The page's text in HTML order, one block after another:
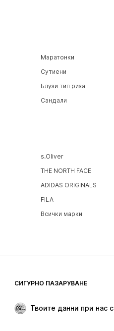
Маратонки
Сутиени
Блузи тип риза
Сандали
s.Oliver
THE NORTH FACE
ADIDAS ORIGINALS
FILA
Всички марки
СИГУРНО ПАЗАРУВАНЕ
Твоите данни при нас